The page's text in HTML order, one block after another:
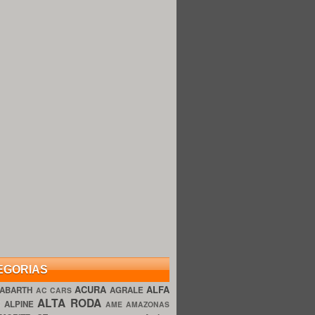
ABARTH AC CARS ACURA AGRALE ALFA
ALPINEALTA RODA AME AMAZONAS